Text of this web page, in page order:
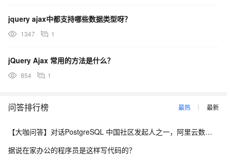
jquery ajax中都支持哪些数据类型呀？
1347 1
jQuery Ajax 常用的方法是什么？
854 1
问答排行榜 最热 最新
【大咖问答】对话PostgreSQL 中国社区发起人之一，阿里云数据库高级专家 德哥
据说在家办公的程序员是这样写代码的？